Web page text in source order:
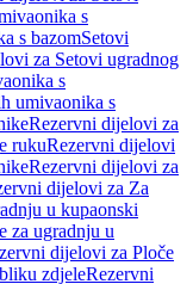
s
s bazomSetovi
za Setovi ugradnog
s
umivaonika s
Rezervni dijelovi za
rukuRezervni dijelovi
Rezervni dijelovi za
dijelovi za Za
u kupaonski
za ugradnju u
dijelovi za Ploče
zdjeleRezervni